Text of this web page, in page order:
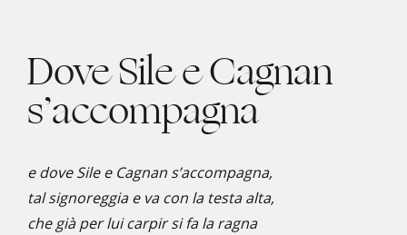
Dove Sile e Cagnan
s’accompagna
e dove Sile e Cagnan s’accompagna,
tal signoreggia e va con la testa alta,
che già per lui carpir si fa la ragna